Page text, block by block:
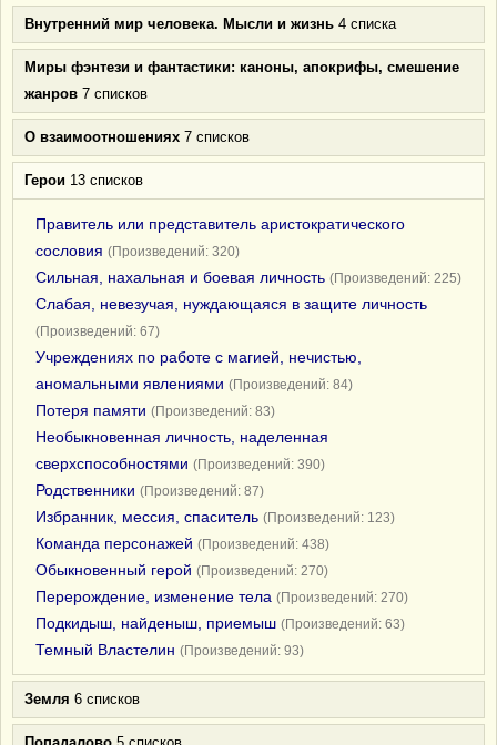
Внутренний мир человека. Мысли и жизнь 4 списка
Миры фэнтези и фантастики: каноны, апокрифы, смешение
жанров 7 списков
О взаимоотношениях 7 списков
Герои 13 списков
Правитель или представитель аристократического
сословия (Произведений: 320)
Сильная, нахальная и боевая личность (Произведений: 225)
Слабая, невезучая, нуждающаяся в защите личность
(Произведений: 67)
Учреждениях по работе с магией, нечистью,
аномальными явлениями (Произведений: 84)
Потеря памяти (Произведений: 83)
Необыкновенная личность, наделенная
сверхспособностями (Произведений: 390)
Родственники (Произведений: 87)
Избранник, мессия, спаситель (Произведений: 123)
Команда персонажей (Произведений: 438)
Обыкновенный герой (Произведений: 270)
Перерождение, изменение тела (Произведений: 270)
Подкидыш, найденыш, приемыш (Произведений: 63)
Темный Властелин (Произведений: 93)
Земля 6 списков